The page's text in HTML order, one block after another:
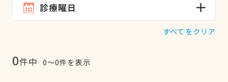
診療曜日
すべてをクリア
0件中 0〜0件を表示